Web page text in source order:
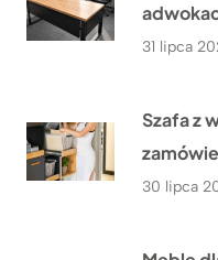
31 lipca
Szafa z
30 lipca